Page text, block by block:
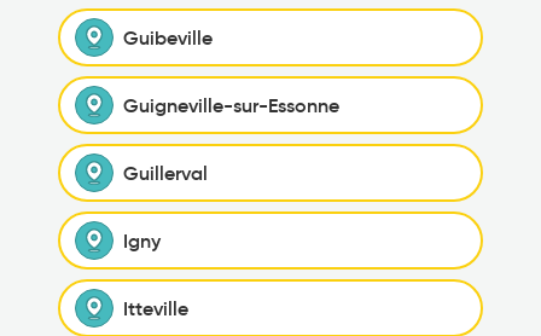
Guibeville
Guigneville-sur-Essonne
Guillerval
Igny
Itteville